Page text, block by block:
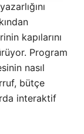
kapılarını
Program
nasıl
bütçe
interaktif